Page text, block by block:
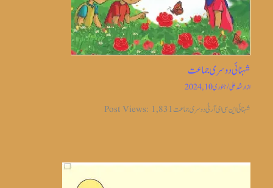
شہنائی دوسری جماعت
ازارشد علی/جنوری 10, 2024
شہنائی این سی ای آر ٹی دوسری جماعت Post Views: 1,831